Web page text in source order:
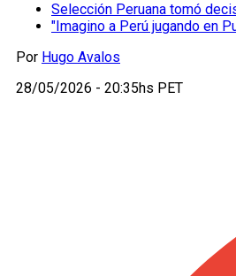
Selección Peruana tomó
"Imagino a Perú jugando en
Por Hugo Avalos
28/05/2026 - 20:35hs PET